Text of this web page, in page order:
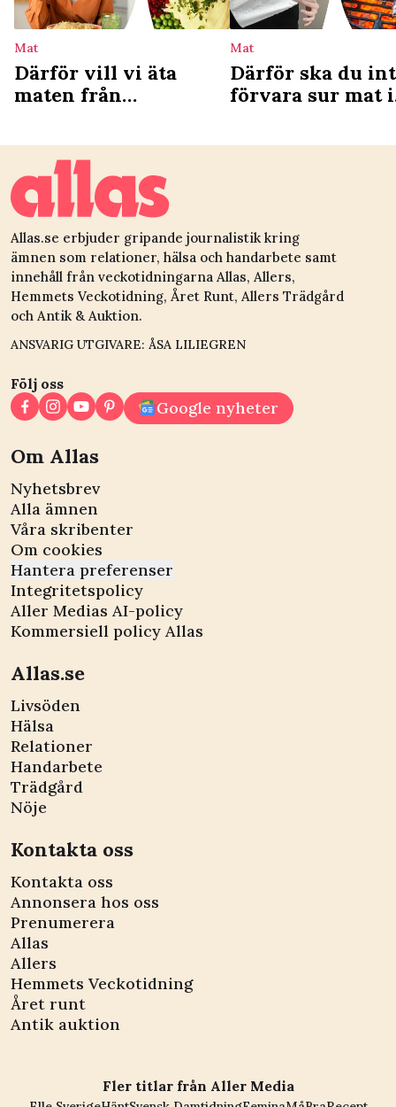
Mat
Därför vill vi äta
maten från
studie förklarar
Mat
Därför ska du
förvara sur mat i
Allas.se erbjuder gripande journalistik kring
ämnen som relationer, hälsa och handarbete samt
innehåll från veckotidningarna Allas, Allers,
Hemmets Veckotidning, Året Runt, Allers Trädgård
och Antik & Auktion.
ANSVARIG UTGIVARE: ÅSA LILIEGREN
Följ oss
Google nyheter
Om Allas
Nyhetsbrev
Alla ämnen
Våra skribenter
Om cookies
Hantera preferenser
Integritetspolicy
Aller Medias AI-policy
Kommersiell policy Allas
Allas.se
Livsöden
Hälsa
Relationer
Handarbete
Trädgård
Nöje
Kontakta oss
Kontakta oss
Annonsera hos oss
Prenumerera
Allas
Allers
Hemmets Veckotidning
Året runt
Antik auktion
Fler titlar från Aller Media